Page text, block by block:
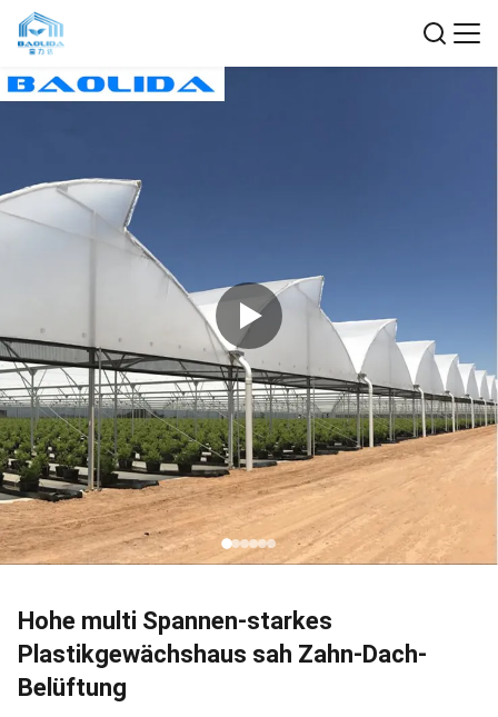
Hohe multi Spannen-starkes
Plastikgewächshaus sah Zahn-Dach-
Belüftung